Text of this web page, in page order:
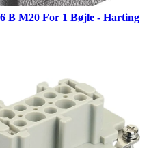
B M20 For 1 Bøjle - Harting